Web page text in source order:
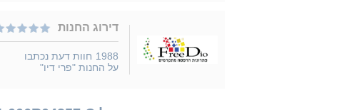
דירוג החנות
1988 חוות דעת נכתבו
על החנות "פרי דיו"